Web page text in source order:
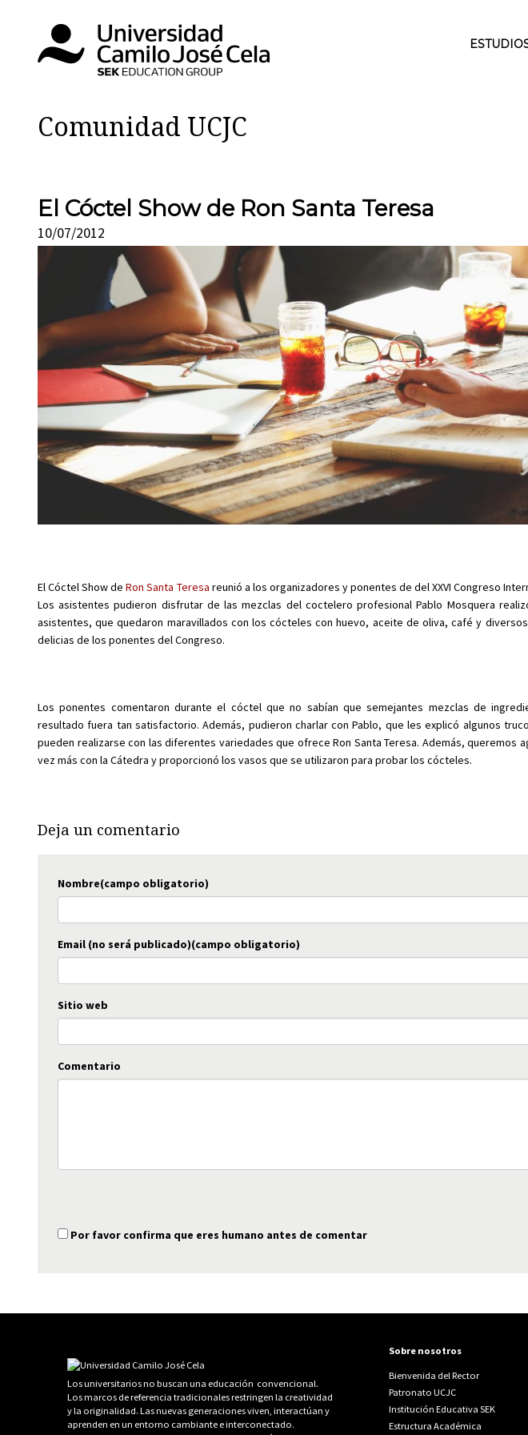
Comunidad UCJC
El Cóctel Show de Ron Santa Teresa
10/07/2012
El Cóctel Show deRon Santa Teresa reunió a los organizadores y ponentes de del XXVI Congreso
Los asistentes pudieron disfrutar de las mezclas del coctelero profesional Pablo Mosquera
asistentes, que quedaron maravillados con los cócteles con huevo, aceite de oliva, café y
delicias de los ponentes del Congreso.
Los ponentes comentaron durante el cóctel que no sabían que semejantes mezclas de
resultado fuera tan satisfactorio. Además, pudieron charlar con Pablo, que les explicó algunos
pueden realizarse con las diferentes variedades que ofrece Ron Santa Teresa. Además, queremos
vez más con la Cátedra y proporcionó los vasos que se utilizaron para probar los cócteles.
Deja un comentario
Nombre(campo obligatorio)
Email (no será publicado)(campo obligatorio)
Sitio web
Comentario
Por favor confirma que eres humano antes de comentar
Los universitarios no buscan una educación convencional.
Los marcos de referencia tradicionales restringen la creatividad
y la originalidad. Las nuevas generaciones viven, interactúan y
aprenden en un entorno cambiante e interconectado.
Sobre nosotros
Bienvenida del Rector
Patronato UCJC
Institución Educativa SEK
Estructura Académica